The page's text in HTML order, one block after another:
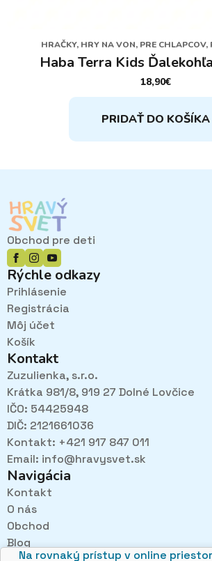
Pri návštevách kamenného
načúvame malým aj veľkým, aby sme
v obchode páči najviac a mohli sa
Na rovnaký prístup v online
HRAČKY, HRY NA VON, PRE CHLAPCOV,
Haba Terra Kids
18,90€
PRIDAŤ DO KOŠÍKA
Obchod pre deti
Rýchle odkazy
Prihlásenie
Registrácia
Môj účet
Košík
Kontakt
Zuzulienka, s.r.o.
Krátka 981/8, 919 27 Dolné Lovčice
IČO: 54425948
DIČ: 2121661036
Kontakt: +421 917 847 011
Email: info@hravysvet.sk
Navigácia
Kontakt
O nás
Obchod
Blog